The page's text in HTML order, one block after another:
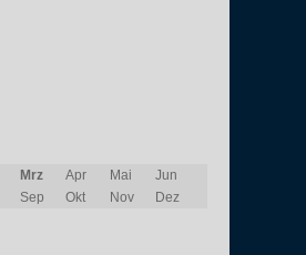
Mrz Apr Mai
Jun
Sep Okt Nov
Dez